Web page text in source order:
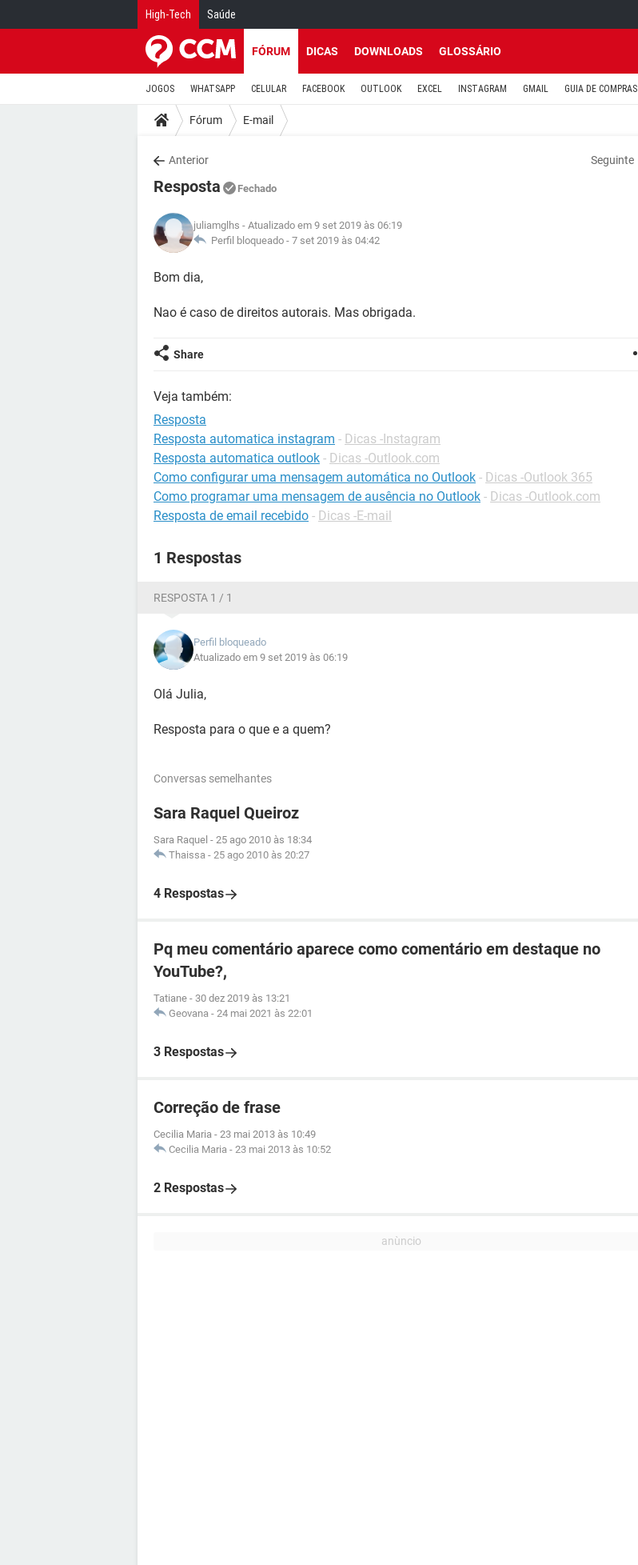
High-Tech Saúde
FÓRUM DICAS DOWNLOADS GLOSSÁRIO
JOGOS WHATSAPP CELULAR FACEBOOK OUTLOOK EXCEL INSTAGRAM GMAIL GUIA DE COMPRAS
Fórum E-mail
Anterior Seguinte
Resposta Fechado
juliamglhs - Atualizado em 9 set 2019 às 06:19
Perfil bloqueado - 7 set 2019 às 04:42
Bom dia,
Nao é caso de direitos autorais. Mas obrigada.
Share
Veja também:
Resposta
Resposta automatica instagram - Dicas -Instagram
Resposta automatica outlook - Dicas -Outlook.com
Como configurar uma mensagem automática no Outlook - Dicas -Outlook 365
Como programar uma mensagem de ausência no Outlook - Dicas -Outlook.com
Resposta de email recebido - Dicas -E-mail
1 Respostas
RESPOSTA 1 / 1
Perfil bloqueado
Atualizado em 9 set 2019 às 06:19
Olá Julia,
Resposta para o que e a quem?
Conversas semelhantes
Sara Raquel Queiroz
Sara Raquel - 25 ago 2010 às 18:34
Thaissa - 25 ago 2010 às 20:27
4 Respostas
Pq meu comentário aparece como comentário em destaque no
YouTube?,
Tatiane - 30 dez 2019 às 13:21
Geovana - 24 mai 2021 às 22:01
3 Respostas
Correção de frase
Cecilia Maria - 23 mai 2013 às 10:49
Cecilia Maria - 23 mai 2013 às 10:52
2 Respostas